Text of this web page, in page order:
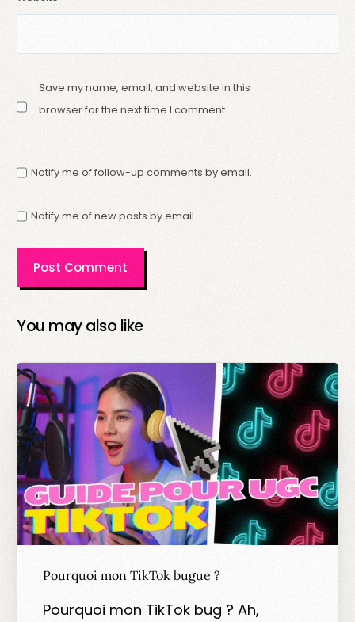
Save my name, email, and website in this
browser for the next time I comment.
Notify me of follow-up comments by email.
Notify me of new posts by email.
You may also like
Pourquoi mon TikTok bugue ?
Pourquoi mon TikTok bug ? Ah,